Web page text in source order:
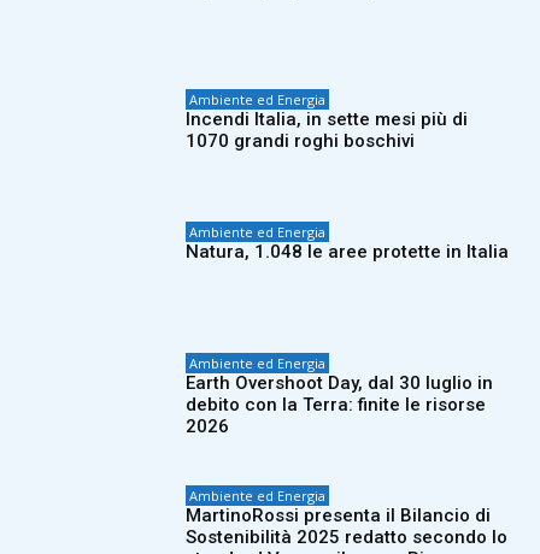
Ambiente ed Energia
Incendi Italia, in sette mesi più di
1070 grandi roghi boschivi
Ambiente ed Energia
Natura, 1.048 le aree protette in Italia
Ambiente ed Energia
Earth Overshoot Day, dal 30 luglio in
debito con la Terra: finite le risorse
2026
Ambiente ed Energia
MartinoRossi presenta il Bilancio di
Sostenibilità 2025 redatto secondo lo